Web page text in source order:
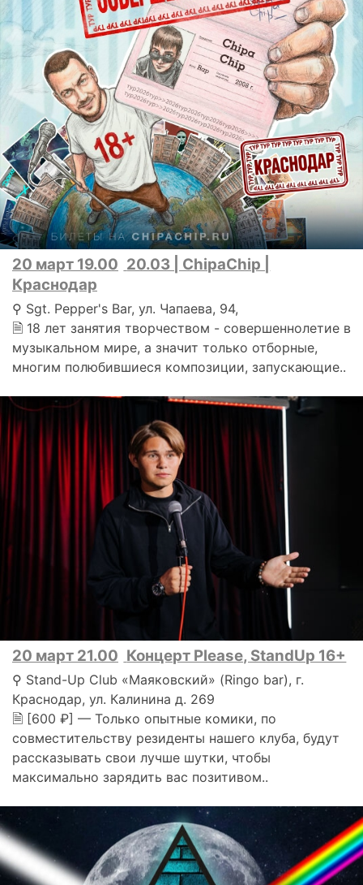
20 март 19.00 20.03 | ChipaChip |
Краснодар
⚲ Sgt. Pepper's Bar, ул. Чапаева, 94,
🗎 18 лет занятия творчеством - совершеннолетие в
музыкальном мире, а значит только отборные,
многим полюбившиеся композиции, запускающие..
20 март 21.00 Концерт Please, StandUp 16+
⚲ Stand-Up Club «Маяковский» (Ringo bar), г.
Краснодар, ул. Калинина д. 269
🗎 [600 ₽] — Только опытные комики, по
совместительству резиденты нашего клуба, будут
рассказывать свои лучше шутки, чтобы
максимально зарядить вас позитивом..